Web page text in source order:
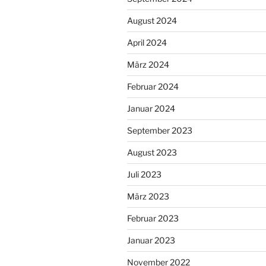
August 2024
April 2024
März 2024
Februar 2024
Januar 2024
September 2023
August 2023
Juli 2023
März 2023
Februar 2023
Januar 2023
November 2022